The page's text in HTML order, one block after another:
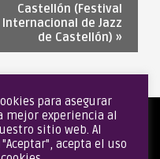
Castellón (Festival
Internacional de Jazz
de Castellón)»
para asegurar
mejor experiencia al
sitio web. Al
acepta el uso